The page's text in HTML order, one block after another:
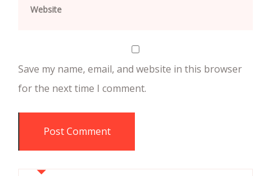
Save my name, email, and website in this browser
for the next time I comment.